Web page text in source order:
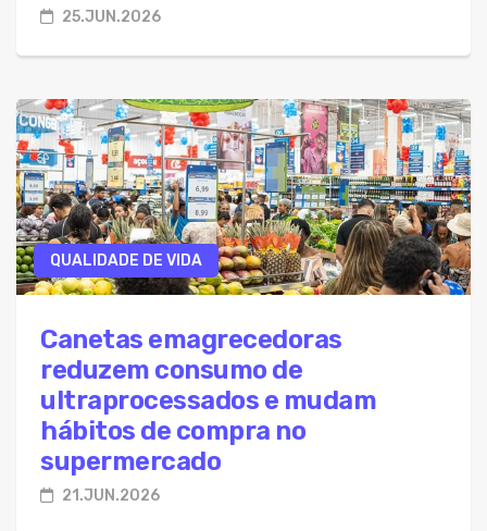
25.JUN.2026
QUALIDADE DE VIDA
Canetas emagrecedoras
reduzem consumo de
ultraprocessados e mudam
hábitos de compra no
supermercado
21.JUN.2026